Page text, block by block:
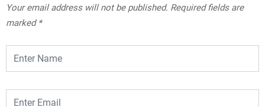
Your email address will not be published. Required fields are
marked *